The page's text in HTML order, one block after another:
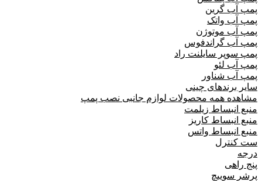
پمپ آب گرین
پمپ آب واتک
پمپ آب موتوژن
پمپ آب گراندفوس
پمپ سوپر سایلنت راد
پمپ آب لئو
پمپ آب شناور
سایر برندهای چینی
مشاهده همه محصولات لوازم جانبی نصب پمپ
منبع انبساط زیلمت
منبع انبساط کاریز
منبع انبساط واتس
ست کنترل
درجه
پنج راهی
پرشر سوییچ